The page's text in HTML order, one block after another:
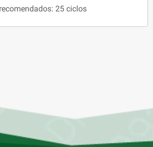
25 ciclos